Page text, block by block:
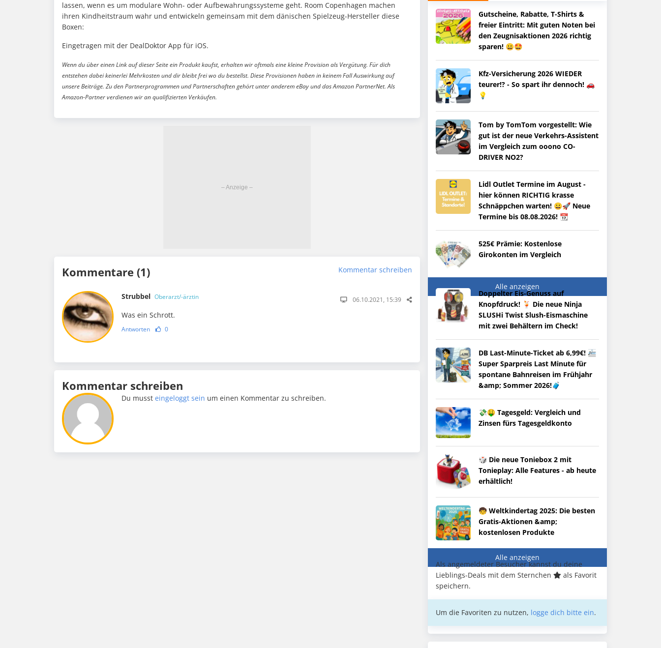
lassen, wenn es um modulare Wohn- oder Aufbewahrungssysteme geht. Room Copenhagen machen
ihren Kindheitstraum wahr und entwickeln gemeinsam mit dem dänischen Spielzeug-Hersteller diese
Boxen:
Eingetragen mit der DealDoktor App für iOS.
Wenn du über einen Link auf dieser Seite ein Produkt kaufst, erhalten wir oftmals eine kleine Provision als Vergütung. Für dich
entstehen dabei keinerlei Mehrkosten und dir bleibt frei wo du bestellst. Diese Provisionen haben in keinem Fall Auswirkung auf
unsere Beiträge. Zu den Partnerprogrammen und Partnerschaften gehört unter anderem eBay und das Amazon PartnerNet. Als
Amazon-Partner verdienen wir an qualifizierten Verkäufen.
Kommentare (1) Kommentar schreiben
Strubbel Oberarzt/-ärztin 06.10.2021, 15:39
Was ein Schrott.
Antworten 0
Kommentar schreiben
Du mussteingeloggt sein um einen Kommentar zu schreiben.
Gutscheine, Rabatte, T-Shirts &
freier Eintritt: Mit guten Noten bei
den Zeugnisaktionen 2026 richtig
sparen! 😀🤩
Kfz-Versicherung 2026 WIEDER
teurer!? - So spart ihr dennoch! 🚗
💡
Tom by TomTom vorgestellt: Wie
gut ist der neue Verkehrs-Assistent
im Vergleich zum ooono CO-
DRIVER NO2?
Lidl Outlet Termine im August -
hier können RICHTIG krasse
Schnäppchen warten! 😀🚀 Neue
Termine bis 08.08.2026! 📆
525€ Prämie: Kostenlose
Girokonten im Vergleich
Alle anzeigen
Doppelter Eis-Genuss auf
Knopfdruck! 🍹 Die neue Ninja
SLUSHi Twist Slush-Eismaschine
mit zwei Behältern im Check!
DB Last-Minute-Ticket ab 6,99€! 🚈
Super Sparpreis Last Minute für
spontane Bahnreisen im Frühjahr
&amp; Sommer 2026!🧳
💸🤑 Tagesgeld: Vergleich und
Zinsen fürs Tagesgeldkonto
🎲 Die neue Toniebox 2 mit
Tonieplay: Alle Features - ab heute
erhältlich!
🧒 Weltkindertag 2025: Die besten
Gratis-Aktionen &amp;
kostenlosen Produkte
Alle anzeigen
Als angemeldeter Besucher kannst du deine
Lieblings-Deals mit dem Sternchen
als Favorit
speichern.
Um die Favoriten zu nutzen, logge dich bitte ein.